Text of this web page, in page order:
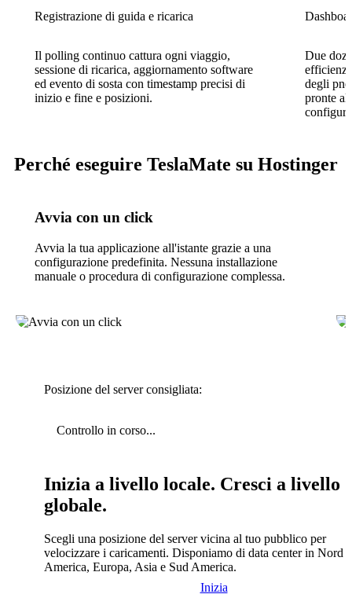
Registrazione di guida e ricarica
Il polling continuo cattura ogni viaggio,
sessione di ricarica, aggiornamento software
ed evento di sosta con timestamp precisi di
inizio e fine e posizioni.
Due
degli
pronte
Perché eseguire TeslaMate su Hostinger
Avvia con un click
Avvia la tua applicazione all'istante grazie a una
configurazione predefinita. Nessuna installazione
manuale o procedura di configurazione complessa.
Posizione del server consigliata:
Controllo in corso...
Inizia a livello locale. Cresci a livello
globale.
Scegli una posizione del server vicina al tuo pubblico per
velocizzare i caricamenti. Disponiamo di data center in Nord
America, Europa, Asia e Sud America.
Inizia